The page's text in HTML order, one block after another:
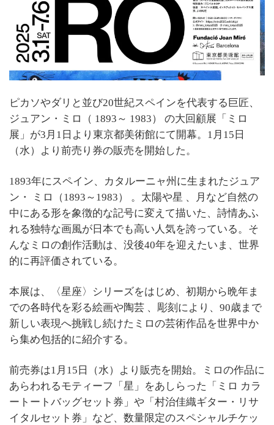
ピカソやダリと並び20世紀スペインを代表する巨匠、
ジュアン・ミロ（ 1893～ 1983） の大回顧展「ミロ
展」が3月1日より東京都美術館にて開幕。1月15日
（水）より前売り券の販売を開始した。
1893年にスペイン、カタルーニャ州に生まれたジュア
ン・ ミロ（1893～1983） 。太陽や星 、月など自然の
中にある形を象徴的な記号に変えて描いた、詩情あふ
れる独特な画風が日本でも高い人気を誇っている。そ
んなミロの創作活動は、没後40年を迎えたいま、世界
的に再評価されている。
本展は、〈星座〉シリーズをはじめ、初期から晩年ま
での各時代を彩る絵画や陶芸 、彫刻により、90歳まで
新しい表現へ挑戦し続けたミロの芸術作品を世界中か
ら集め包括的に紹介する。
前売券は1月15日（水）より販売を開始。ミロの作品に
あらわれるモティーフ「星」をあしらった「ミロ カラ
ートートバッグセット券」や「村治佳織ギター・リサ
イタルセット券」など、数量限定のスペシャルチケッ